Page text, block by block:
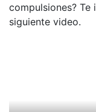
compulsiones? Te
siguiente video.